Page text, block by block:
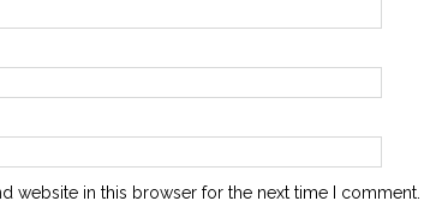
website in this browser for the next time I comment.